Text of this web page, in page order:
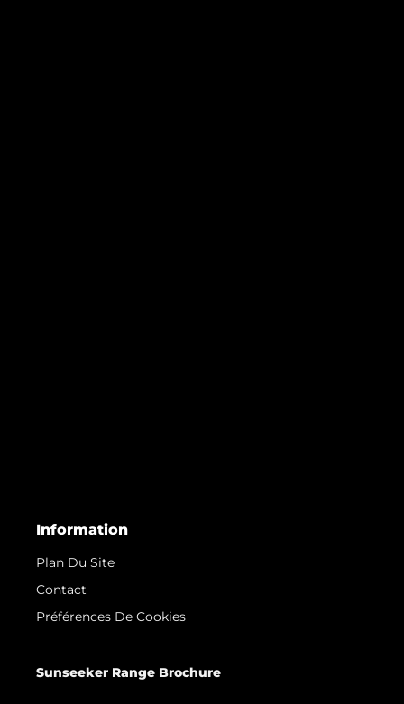
Information
Plan Du Site
Contact
Préférences De Cookies
Sunseeker Range Brochure